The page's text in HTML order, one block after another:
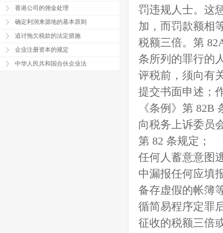
香港公司的佣金处理
确定利润来源地的基本原则
追讨拖欠税款的法定措施
企业注册资本的规定
中华人民共和国合伙企业法
罚违规人士。这
加，而罚款额相
税额三倍。第
条所列的罪行的
评税前，须向有
提交书面申述；
《条例》第
向税务上诉委员
第 82 条规定；
任何人蓄意意图
中漏报任何应填
备存虚假的帐簿
循简易程序定罪
征收的税额三倍